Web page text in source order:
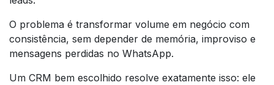
O problema é transformar volume em negócio com
consistência, sem depender de memória, improviso e
mensagens perdidas no WhatsApp.
Um CRM bem escolhido resolve exatamente isso: ele